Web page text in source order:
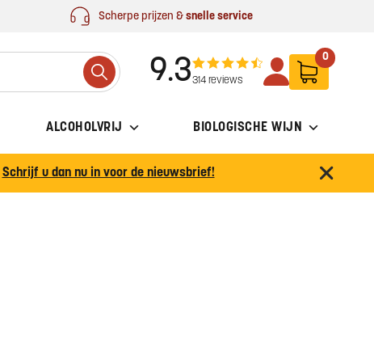
Scherpe prijzen &snelle service
Search
9.3314 reviews
0
ALCOHOLVRIJ BIOLOGISCHE WIJN
Schrijf u dan nu in voor de nieuwsbrief!